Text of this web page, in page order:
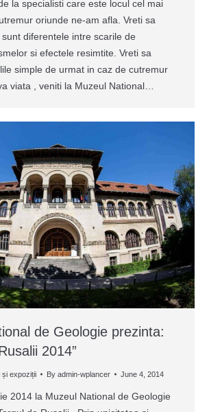
la specialisti care este locul cel mai
oriunde ne-am afla. Vreti sa
diferentele intre scarile de
si efectele resimtite. Vreti sa
simple de urmat in caz de cutremur
viata , veniti la Muzeul National…
de Geologie prezinta:
2014”
și expoziții By admin-wplancer June 4, 2014
2014 la Muzeul National de Geologie